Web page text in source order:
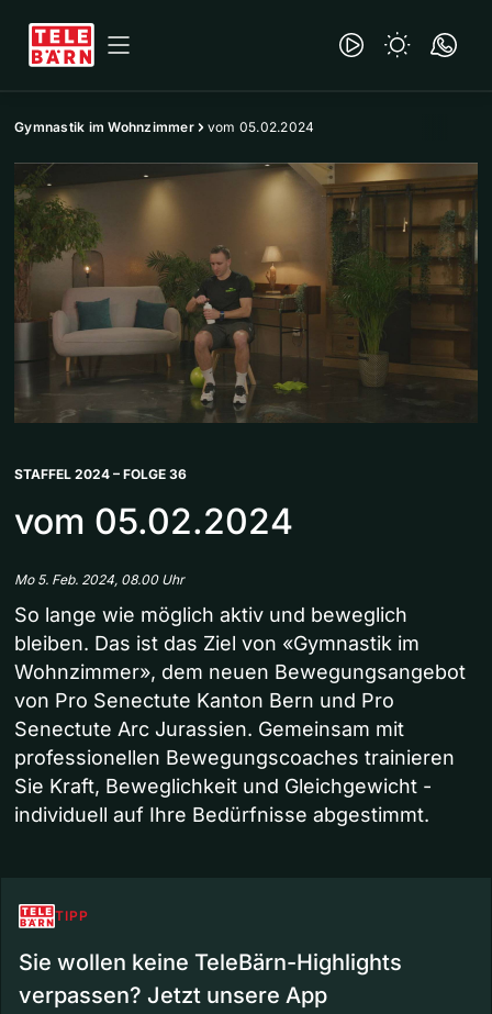
Gymnastik im Wohnzimmer vom 05.02.2024
STAFFEL 2024 – FOLGE 36
vom 05.02.2024
Mo 5. Feb. 2024, 08.00 Uhr
So lange wie möglich aktiv und beweglich
bleiben. Das ist das Ziel von «Gymnastik im
Wohnzimmer», dem neuen Bewegungsangebot
von Pro Senectute Kanton Bern und Pro
Senectute Arc Jurassien. Gemeinsam mit
professionellen Bewegungscoaches trainieren
Sie Kraft, Beweglichkeit und Gleichgewicht -
individuell auf Ihre Bedürfnisse abgestimmt.
TIPP
Sie wollen keine TeleBärn-Highlights
verpassen? Jetzt unsere App